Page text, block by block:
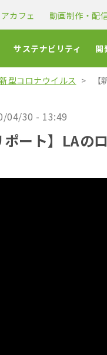
カフェ 動画制作・配
サステナビリティ 開
新型コロナウイルス 【
04/30 - 13:49
ポート】LAの